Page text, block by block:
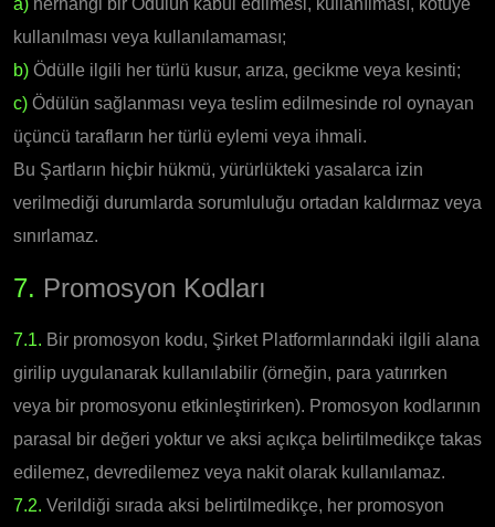
kullanılması veya kullanılamaması;
b) Ödülle ilgili her türlü kusur, arıza, gecikme veya kesinti;
c) Ödülün sağlanması veya teslim edilmesinde rol oynayan
üçüncü tarafların her türlü eylemi veya ihmali.
Bu Şartların hiçbir hükmü, yürürlükteki yasalarca izin
verilmediği durumlarda sorumluluğu ortadan kaldırmaz veya
sınırlamaz.
7. Promosyon Kodları
7.1. Bir promosyon kodu, Şirket Platformlarındaki ilgili alana
girilip uygulanarak kullanılabilir (örneğin, para yatırırken
veya bir promosyonu etkinleştirirken). Promosyon kodlarının
parasal bir değeri yoktur ve aksi açıkça belirtilmedikçe takas
edilemez, devredilemez veya nakit olarak kullanılamaz.
7.2. Verildiği sırada aksi belirtilmedikçe, her promosyon